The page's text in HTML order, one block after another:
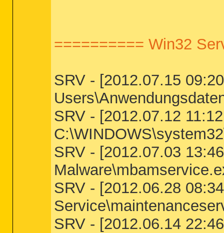
========== Win32
SRV - [2012.07.15
SRV - [2012.07.12
SRV - [2012.07.03
SRV - [2012.06.28
SRV - [2012.06.14